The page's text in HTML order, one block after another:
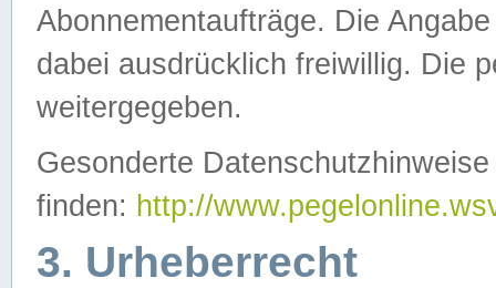
Abonnementaufträge. Die
dabei ausdrücklich freiwillig. Die
weitergegeben.
Gesonderte
finden: http://
3. Urheberrecht